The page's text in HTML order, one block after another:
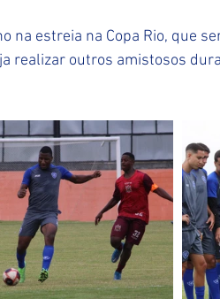
na estreia na Copa Rio, que
realizar outros amistosos